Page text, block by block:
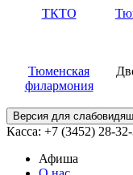
ТКТО
Тюменская
филармония
Версия для
Касса: +7 (3452) 28-
Афиша